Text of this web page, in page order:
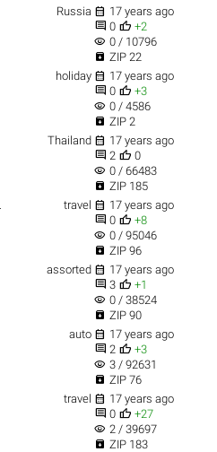
Russia  17 years ago
 0  +2
visibility 0 / 10796
 ZIP 22
holiday  17 years ago
 0  +3
visibility 0 / 4586
 ZIP 2
Thailand  17 years ago
 2  0
visibility 0 / 66483
 ZIP 185
travel  17 years ago
 0  +8
visibility 0 / 95046
 ZIP 96
assorted  17 years ago
 3  +1
visibility 0 / 38524
 ZIP 90
auto  17 years ago
 2  +3
visibility 3 / 92631
 ZIP 76
travel  17 years ago
 0  +27
visibility 2 / 39697
 ZIP 183